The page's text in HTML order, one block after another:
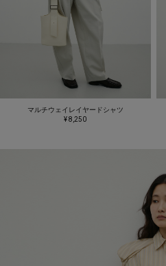
マルチウェイレイヤードシャツ
¥ 8,250